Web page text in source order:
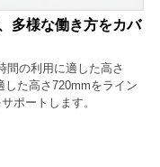
多様な働き方をカバ
間の利用に適した高さ
した高さ720mmをライン
ポートします。